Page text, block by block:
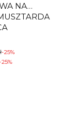
NA
-25%